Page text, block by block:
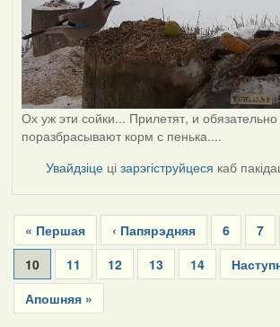
Ох уж эти сойки... Прилетят, и обязательно
поразбрасывают корм с пенька....
Увайдзіце цізарэгіструйцеся каб
Pagination
First
page
« Першая
Previous
page
‹ Папярэдняя Page
6 Page
7
Current
page
10 Page
11 Page
12 Page
13 Page
14
Next
page
Last
page
Апошняя »